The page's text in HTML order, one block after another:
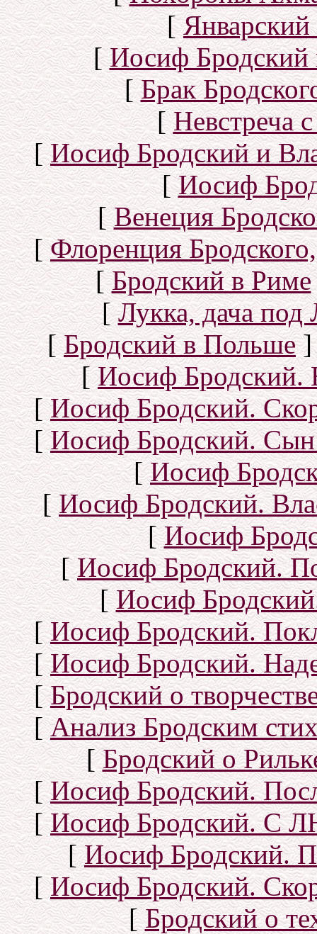
[Январский
[Иосиф Бродский
[Брак
[Невстреча
[Иосиф Бродский и
[Иосиф
[Венеция
[Флоренция
[Бродский в Риме
[Лукка, дача под
[Бродский в Польше]
[Иосиф Бродский.
[Иосиф Бродский.
[Иосиф Бродский.
[Иосиф
[Иосиф Бродский.
[Иосиф
[Иосиф Бродский.
[Иосиф
[Иосиф Бродский.
[Иосиф Бродский.
[Бродский о
[Анализ Бродским
[Бродский о
[Иосиф Бродский.
[Иосиф Бродский. С
[Иосиф Бродский.
[Иосиф Бродский.
[Бродский о